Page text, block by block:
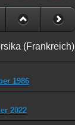
(Frankreich)
1986
2022